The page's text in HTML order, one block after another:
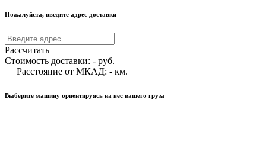
Пожалуйста, введите адрес доставки
Рассчитать
Стоимость доставки: - руб.
Расстояние от МКАД: - км.
Выберите машину ориентируясь на вес вашего груза